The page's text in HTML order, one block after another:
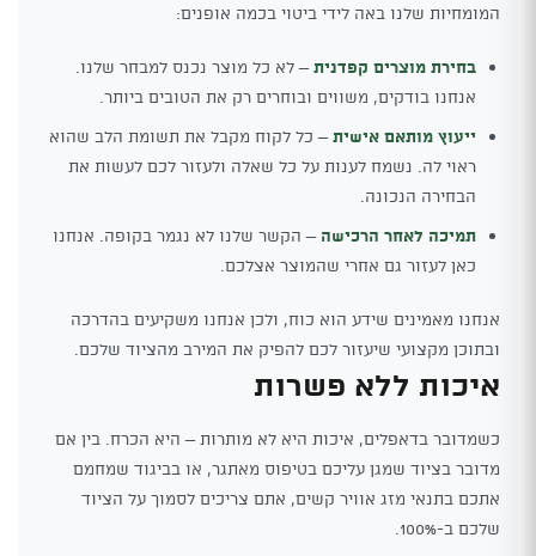
המומחיות שלנו באה לידי ביטוי בכמה אופנים:
בחירת מוצרים קפדנית– לא כל מוצר נכנס למבחר שלנו.
אנחנו בודקים, משווים ובוחרים רק את הטובים ביותר.
ייעוץ מותאם אישית– כל לקוח מקבל את תשומת הלב שהוא
ראוי לה. נשמח לענות על כל שאלה ולעזור לכם לעשות את
הבחירה הנכונה.
תמיכה לאחר הרכישה – הקשר שלנו לא נגמר בקופה. אנחנו
כאן לעזור גם אחרי שהמוצר אצלכם.
אנחנו מאמינים שידע הוא כוח, ולכן אנחנו משקיעים בהדרכה
ובתוכן מקצועי שיעזור לכם להפיק את המירב מהציוד שלכם.
איכות ללא פשרות
כשמדובר בדאפלים, איכות היא לא מותרות – היא הכרח. בין אם
מדובר בציוד שמגן עליכם בטיפוס מאתגר, או בביגוד שמחמם
אתכם בתנאי מזג אוויר קשים, אתם צריכים לסמוך על הציוד
שלכם ב-100%.